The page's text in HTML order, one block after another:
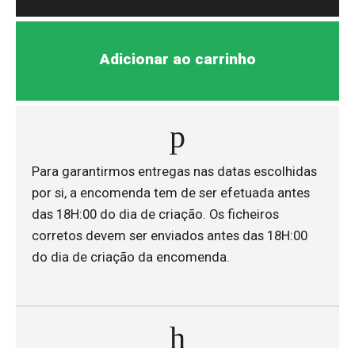
Adicionar ao carrinho
Para garantirmos entregas nas datas escolhidas
por si, a encomenda tem de ser efetuada antes
das 18H:00 do dia de criação. Os ficheiros
corretos devem ser enviados antes das 18H:00
do dia de criação da encomenda.